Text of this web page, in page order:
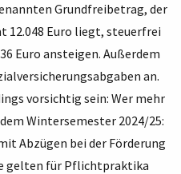
Grundfreibetrag, der
12.048 Euro liegt, steuerfrei
Euro ansteigen. Außerdem
an.
vorsichtig sein: Wer mehr
Wintersemester 2024/25:
Abzügen bei der Förderung
gelten für Pflichtpraktika